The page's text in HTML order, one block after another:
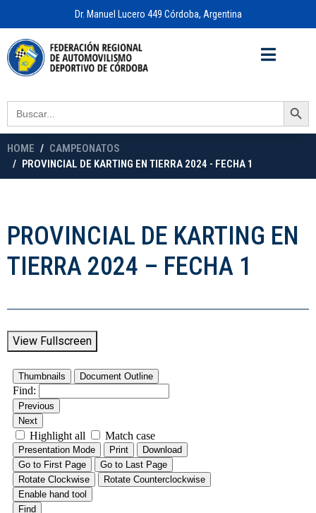
Dr. Manuel Lucero 449 Córdoba, Argentina
Search
for:
Search Button
HOME
CAMPEONATOS
PROVINCIAL DE KARTING EN TIERRA 2024 - FECHA 1
PROVINCIAL DE KARTING EN
TIERRA 2024 – FECHA 1
View Fullscreen